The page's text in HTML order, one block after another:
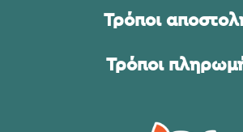
Τρόποι
Τρόποι